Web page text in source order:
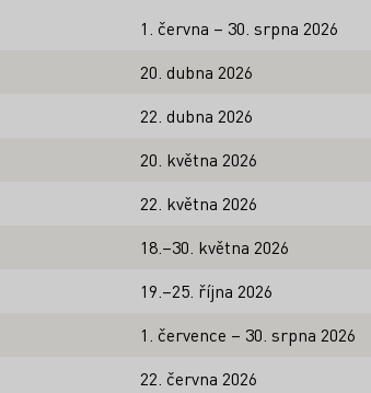
1. června – 30. srpna 2026
20. dubna 2026
22. dubna 2026
20. května 2026
22. května 2026
18.–30. května 2026
19.–25. října 2026
1. července – 30. srpna 2026
22. června 2026